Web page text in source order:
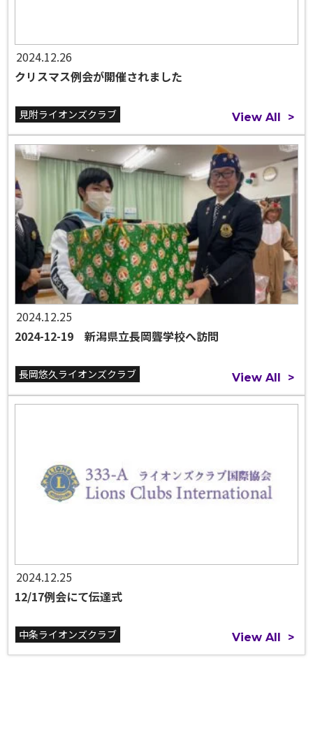
2024.12.26
クリスマス例会が開催されました
見附ライオンズクラブ View All >
2024.12.25
2024-12-19 新潟県立長岡聾学校へ訪問
長岡悠久ライオンズクラブ View All >
2024.12.25
12/17例会にて伝達式
中条ライオンズクラブ View All >